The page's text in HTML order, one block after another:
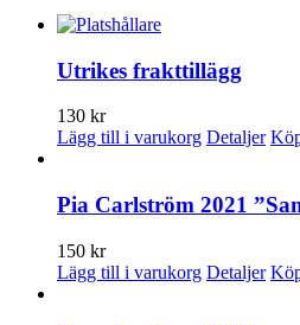
Utrikes frakttillägg
130 kr
Lägg till i varukorg Detaljer
Pia Carlström 2021
150 kr
Lägg till i varukorg Detaljer